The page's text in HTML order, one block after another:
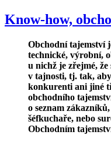
Know-how,
Obchodní tajemství
technické, výrobní,
u nichž je zřejmé,
v tajnosti, tj. tak,
konkurenti ani jiné
obchodního
o seznam
šéfkuchaře, nebo
Obchodním